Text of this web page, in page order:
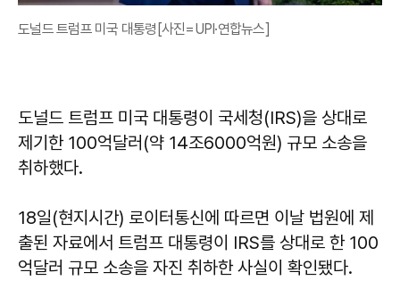
도널드 트럼프 미국 대통령[사진=UPI·연합뉴스]
도널드 트럼프 미국 대통령이 국세청(IRS)을 상대로
제기한 100억달러(약 14조6000억원) 규모 소송을
취하했다.
18일(현지시간) 로이터통신에 따르면 이날 법원에 제
출된 자료에서 트럼프 대통령이 IRS를 상대로 한 100
억달러 규모 소송을 자진 취하한 사실이 확인됐다.